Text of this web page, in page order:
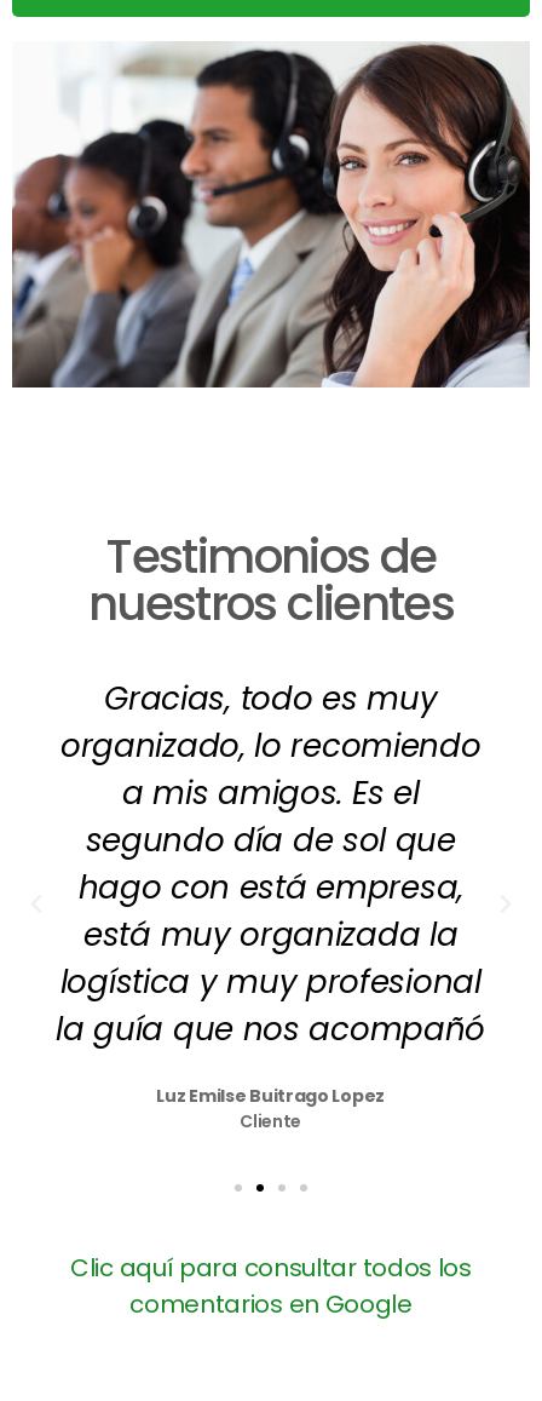
Testimonios de
nuestros clientes
Gracias, todo es muy
organizado, lo recomiendo
a mis amigos. Es el
segundo día de sol que
hago con está empresa,
está muy organizada la
logística y muy profesional
la guía que nos acompañó
Luz Emilse Buitrago Lopez
Cliente
Clic aquí para consultar todos los
comentarios en Google